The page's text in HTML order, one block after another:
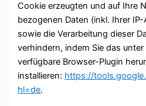
Cookie erzeugten und auf Ihre
bezogenen Daten (inkl. Ihrer
sowie die Verarbeitung dieser
verhindern, indem Sie das
verfügbare Browser-Plugin
installieren: https://
hl=de.